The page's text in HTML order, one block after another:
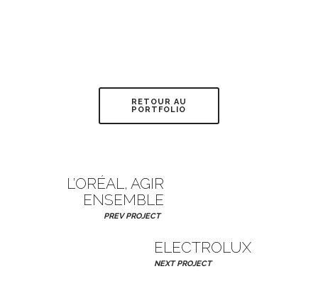
RETOUR AU
PORTFOLIO
L’ORÉAL, AGIR
ENSEMBLE
PREV PROJECT
ELECTROLUX
NEXT PROJECT